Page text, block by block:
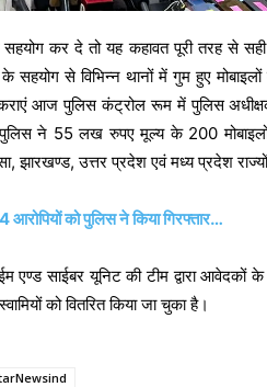
कर दे तो यह कहावत पूरी तरह से
से विभिन्न थानों में गुम हुए मोबाइलों
आज पुलिस कंट्रोल रूम में पुलिस
ने 55 लख रुपए मूल्य के 200 मोबाइलों
झारखण्ड, उत्तर प्रदेश एवं मध्य प्रदेश
को पुलिस ने किया गिरफ्तार…
एण्ड साईबर यूनिट की टीम द्वारा
को वितरित किया जा चुका है।